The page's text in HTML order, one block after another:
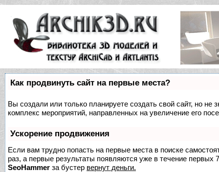
Как продвинуть сайт на первые места?
Вы создали или только планируете создать свой сайт, но не
комплекс мероприятий, направленных на увеличение его
Ускорение продвижения
Если вам трудно попасть на первые места в поиске
раз, а первые результаты появляются уже в течение первых
SeoHammer за бустер вернут деньги.